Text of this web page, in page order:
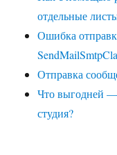
отдельные
Ошибка
Отправка
Что выгодней
студия?